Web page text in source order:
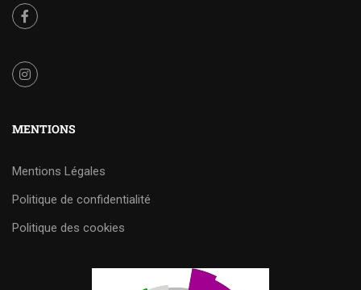
MENTIONS
Mentions Légales
Politique de confidentialité
Politique des cookies